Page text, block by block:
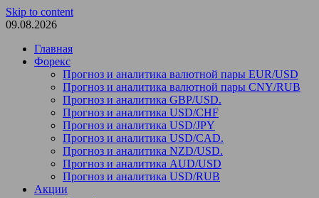
Skip to content
09.08.2026
Главная
Форекс
Прогноз и аналитика валютной пары EUR/USD
Прогноз и аналитика валютной пары CNY/RUB
Прогноз и аналитика GBP/USD.
Прогноз и аналитика USD/CHF
Прогноз и аналитика USD/JPY
Прогноз и аналитика USD/CAD.
Прогноз и аналитика NZD/USD.
Прогноз и аналитика AUD/USD
Прогноз и аналитика USD/RUB
Акции